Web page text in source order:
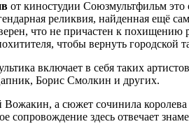
от киностудии Союзмультфильм
реликвия, найденная ещё
что не причастен к
чтобы вернуть городской
включает в себя таких
Борис Смолкин и других.
Вожакин, а сюжет сочинила
сопровождение здесь отвечает